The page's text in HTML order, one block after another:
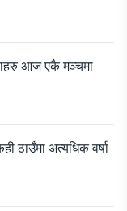
आज एकै मञ्चमा
ठाउँमा अत्यधिक वर्षा